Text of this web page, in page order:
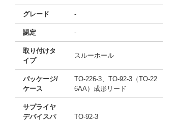
グレード -
認定 -
取り付けタ
イプ
スルーホール
パッケージ/
ケース
TO-226-3、TO-92-3（TO-22
6AA）成形リード
サプライヤ
デバイスパ
TO-92-3